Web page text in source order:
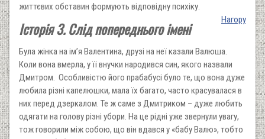
життєвих обставин формують відповідну психіку.
Нагору
Історія 3. Слід попереднього імені
Була жінка на ім’я Валентина, друзі на неї казали Валюша.
Коли вона вмерла, у її внучки народився син, якого назвали
Дмитром. Особливістю його прабабусі було те, що вона дуже
любила різні капелюшки, мала їх багато, часто красувалася в
них перед дзеркалом. Те ж саме з Дмитриком – дуже любить
одягати на голову різні убори. На це рідні уже звернули увагу,
тож говорили між собою, що він вдався у «бабу Валю», тобто